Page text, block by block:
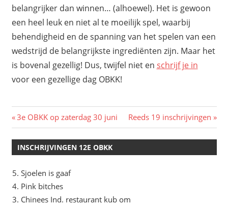
belangrijker dan winnen… (alhoewel). Het is gewoon
een heel leuk en niet al te moeilijk spel, waarbij
behendigheid en de spanning van het spelen van een
wedstrijd de belangrijkste ingrediënten zijn. Maar het
is bovenal gezellig! Dus, twijfel niet en schrijf je in
voor een gezellige dag OBKK!
Bericht
navigatie
Vorig
bericht:
3e OBKK op zaterdag 30 juni
Volgend
bericht:
Reeds 19 inschrijvingen
INSCHRIJVINGEN 12E OBKK
Sjoelen is gaaf
Pink bitches
Chinees Ind. restaurant kub om